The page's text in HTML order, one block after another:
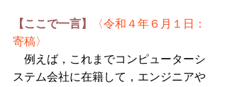
【ここで一言】
〈令和４年６月１日：
寄稿〉
例えば，これまでコンピューターシ
ステム会社に在籍して，エンジニアや